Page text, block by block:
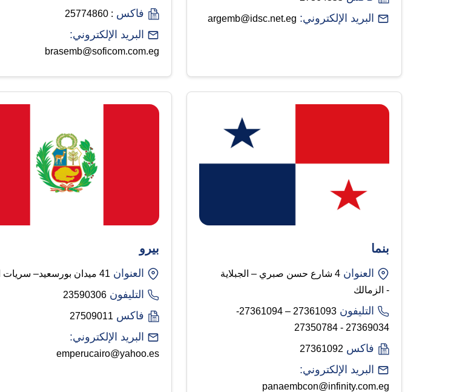
البريد الإلكتروني: argemb@idsc.net.eg فاكس : 25774860
البريد الإلكتروني:
brasemb@soficom.com.eg
بنما
العنوان
4 شارع حسن صبري – الجبلاية
- الزمالك
التليفون
27361093 – 27361094-
27369034 - 27350784
فاكس 27361092
البريد الإلكتروني:
panaembcon@infinity.com.eg
بيرو
العنوان 41 ميدان بورسعيد– سريات المعادي
التليفون 23590306
فاكس 27509011
البريد الإلكتروني:
emperucairo@yahoo.es​​